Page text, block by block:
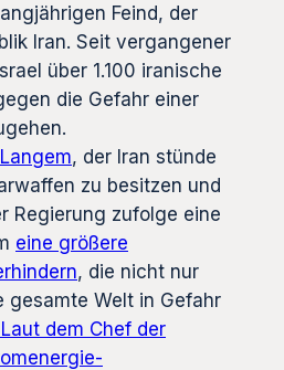
Feind, der
Iran. Seit vergangener
über 1.100 iranische
die Gefahr einer
, der Iran stünde
zu besitzen und
Regierung zufolge eine
eine größere
, die nicht nur
gesamte Welt in Gefahr
dem Chef der